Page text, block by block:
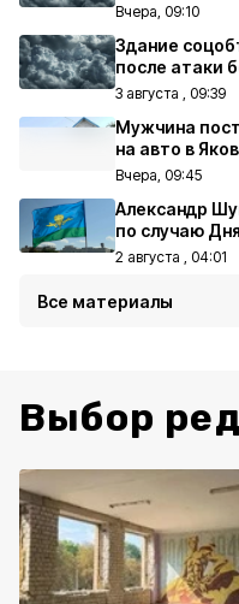
Вчера, 09:10
Здание
после атаки
3 августа , 09:39
Мужчина
на авто в
Вчера, 09:45
Александр
по случаю
2 августа , 04:01
Все материалы
Выбор